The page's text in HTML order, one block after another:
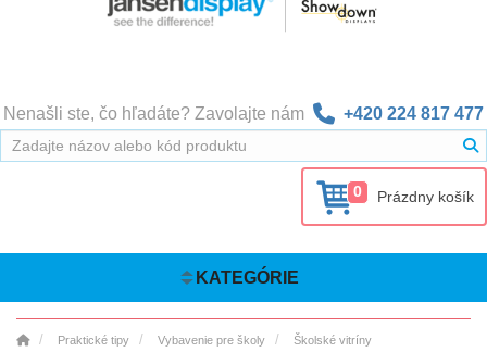
Nenašli ste, čo hľadáte? Zavolajte nám +420 224 817 477
0 Prázdny košík
KATEGÓRIE
Praktické tipy Vybavenie pre školy
Školské vitríny